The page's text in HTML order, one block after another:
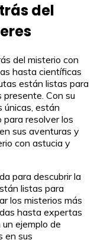
del
del misterio con
hasta científicas
están listas para
presente. Con su
únicas, están
resolver los
sus aventuras y
con astucia y
para descubrir la
listas para
los misterios más
hasta expertas
ejemplo de
en sus